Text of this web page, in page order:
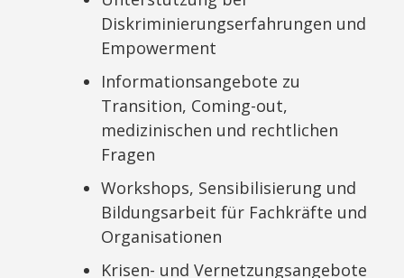
Diskriminierungserfahrungen und
Empowerment
Informationsangebote zu
Transition, Coming-out,
medizinischen und rechtlichen
Fragen
Workshops, Sensibilisierung und
Bildungsarbeit für Fachkräfte und
Organisationen
Krisen- und Vernetzungsangebote